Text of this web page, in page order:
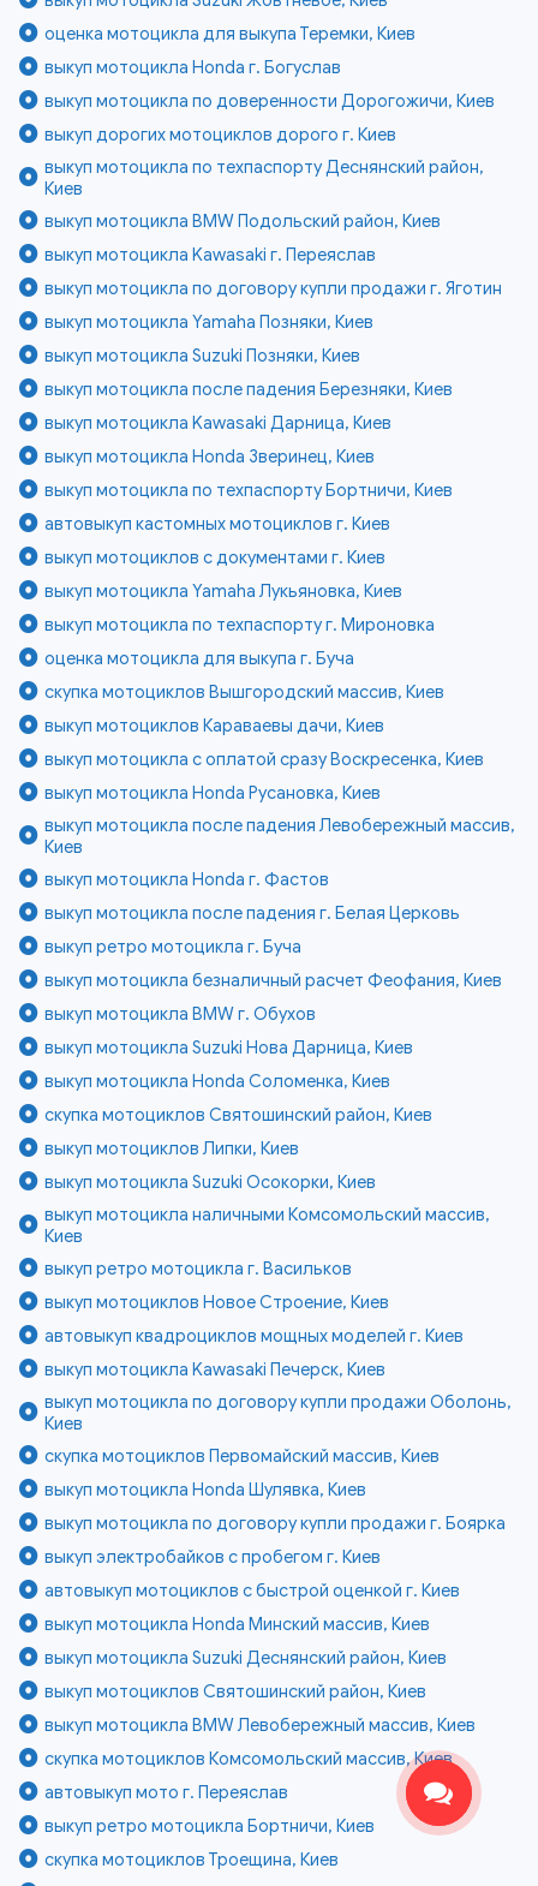
оценка мотоцикла для выкупа Теремки, Киев
выкуп мотоцикла Honda г. Богуслав
выкуп мотоцикла по доверенности Дорогожичи, Киев
выкуп дорогих мотоциклов дорого г. Киев
выкуп мотоцикла по техпаспорту Деснянский район,
Киев
выкуп мотоцикла BMW Подольский район, Киев
выкуп мотоцикла Kawasaki г. Переяслав
выкуп мотоцикла по договору купли продажи г. Яготин
выкуп мотоцикла Yamaha Позняки, Киев
выкуп мотоцикла Suzuki Позняки, Киев
выкуп мотоцикла после падения Березняки, Киев
выкуп мотоцикла Kawasaki Дарница, Киев
выкуп мотоцикла Honda Зверинец, Киев
выкуп мотоцикла по техпаспорту Бортничи, Киев
автовыкуп кастомных мотоциклов г. Киев
выкуп мотоциклов с документами г. Киев
выкуп мотоцикла Yamaha Лукьяновка, Киев
выкуп мотоцикла по техпаспорту г. Мироновка
оценка мотоцикла для выкупа г. Буча
скупка мотоциклов Вышгородский массив, Киев
выкуп мотоциклов Караваевы дачи, Киев
выкуп мотоцикла с оплатой сразу Воскресенка, Киев
выкуп мотоцикла Honda Русановка, Киев
выкуп мотоцикла после падения Левобережный массив,
Киев
выкуп мотоцикла Honda г. Фастов
выкуп мотоцикла после падения г. Белая Церковь
выкуп ретро мотоцикла г. Буча
выкуп мотоцикла безналичный расчет Феофания, Киев
выкуп мотоцикла BMW г. Обухов
выкуп мотоцикла Suzuki Нова Дарница, Киев
выкуп мотоцикла Honda Соломенка, Киев
скупка мотоциклов Святошинский район, Киев
выкуп мотоциклов Липки, Киев
выкуп мотоцикла Suzuki Осокорки, Киев
выкуп мотоцикла наличными Комсомольский массив,
Киев
выкуп ретро мотоцикла г. Васильков
выкуп мотоциклов Новое Строение, Киев
автовыкуп квадроциклов мощных моделей г. Киев
выкуп мотоцикла Kawasaki Печерск, Киев
выкуп мотоцикла по договору купли продажи Оболонь,
Киев
скупка мотоциклов Первомайский массив, Киев
выкуп мотоцикла Honda Шулявка, Киев
выкуп мотоцикла по договору купли продажи г. Боярка
выкуп электробайков с пробегом г. Киев
автовыкуп мотоциклов с быстрой оценкой г. Киев
выкуп мотоцикла Honda Минский массив, Киев
выкуп мотоцикла Suzuki Деснянский район, Киев
выкуп мотоциклов Святошинский район, Киев
выкуп мотоцикла BMW Левобережный массив, Киев
скупка мотоциклов Комсомольский массив, Киев
автовыкуп мото г. Переяслав
выкуп ретро мотоцикла Бортничи, Киев
скупка мотоциклов Троещина, Киев